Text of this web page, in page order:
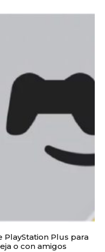
Plus para
o con amigos